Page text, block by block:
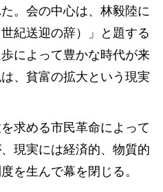
。会の中心は、林毅陸に
紀送迎の辞）」と題する
によって豊かな時代が来
、貧富の拡大という現実
求める市民革命によって
現実には経済的、物質的
を生んで幕を閉じる。